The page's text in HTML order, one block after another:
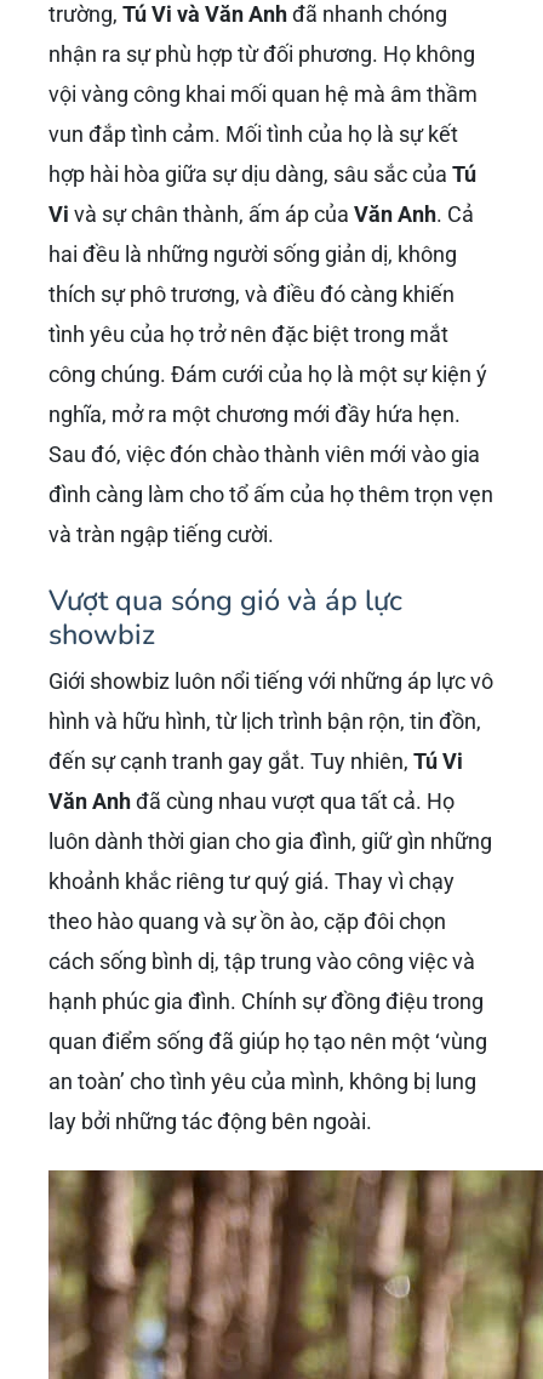
trường, Tú Vi và Văn Anhđã nhanh chóng
nhận ra sự phù hợp từ đối phương. Họ không
vội vàng công khai mối quan hệ mà âm thầm
vun đắp tình cảm. Mối tình của họ là sự kết
hợp hài hòa giữa sự dịu dàng, sâu sắc của Tú
Vi và sự chân thành, ấm áp của Văn Anh. Cả
hai đều là những người sống giản dị, không
thích sự phô trương, và điều đó càng khiến
tình yêu của họ trở nên đặc biệt trong mắt
công chúng. Đám cưới của họ là một sự kiện ý
nghĩa, mở ra một chương mới đầy hứa hẹn.
Sau đó, việc đón chào thành viên mới vào gia
đình càng làm cho tổ ấm của họ thêm trọn vẹn
và tràn ngập tiếng cười.
Vượt qua sóng gió và áp lực
showbiz
Giới showbiz luôn nổi tiếng với những áp lực vô
hình và hữu hình, từ lịch trình bận rộn, tin đồn,
đến sự cạnh tranh gay gắt. Tuy nhiên, Tú Vi
Văn Anhđã cùng nhau vượt qua tất cả. Họ
luôn dành thời gian cho gia đình, giữ gìn những
khoảnh khắc riêng tư quý giá. Thay vì chạy
theo hào quang và sự ồn ào, cặp đôi chọn
cách sống bình dị, tập trung vào công việc và
hạnh phúc gia đình. Chính sự đồng điệu trong
quan điểm sống đã giúp họ tạo nên một ‘vùng
an toàn’ cho tình yêu của mình, không bị lung
lay bởi những tác động bên ngoài.